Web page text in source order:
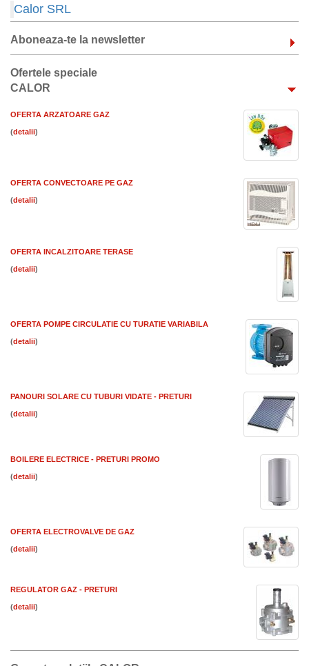
Calor SRL
Aboneaza-te la newsletter
Ofertele speciale
CALOR
OFERTA ARZATOARE GAZ
( )
OFERTA CONVECTOARE PE GAZ
( )
OFERTA INCALZITOARE TERASE
( )
OFERTA POMPE CIRCULATIE CU TURATIE VARIABILA
( )
PANOURI SOLARE CU TUBURI VIDATE - PRETURI
( )
BOILERE ELECTRICE - PRETURI PROMO
( )
OFERTA ELECTROVALVE DE GAZ
( )
REGULATOR GAZ - PRETURI
( )